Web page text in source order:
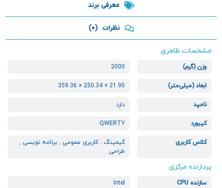
معرفی برند
نظرات (0)
مشخصات ظاهری
وزن (گرم) 2000
ابعاد (میلی‌متر) 21.95 × 250.34 × 359.36
نامپد دارد
کیبورد QWERTY
کلاس کاربری گیمینگ ,کاربری عمومی ,برنامه نویسی ,
طراحی
پردازنده مرکزی
سازنده CPU Intel